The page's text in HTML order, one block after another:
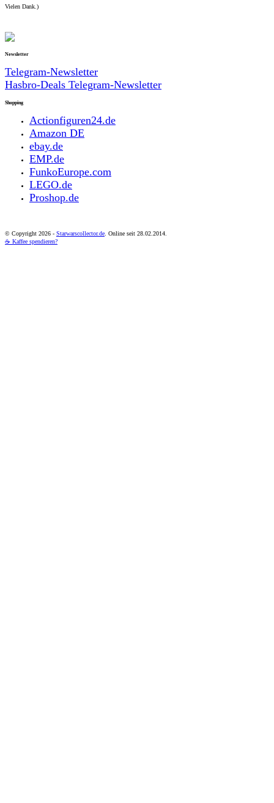
Vielen Dank.)
Newsletter
Telegram-Newsletter
Hasbro-Deals Telegram-Newsletter
Shopping
Actionfiguren24.de
Amazon DE
ebay.de
EMP.de
FunkoEurope.com
LEGO.de
Proshop.de
© Copyright 2026 - Starwarscollector.de . Online seit 28.02.2014.
☕ Kaffee spendieren?